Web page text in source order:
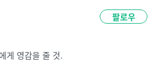
게 영감을 줄 것.
팔로우